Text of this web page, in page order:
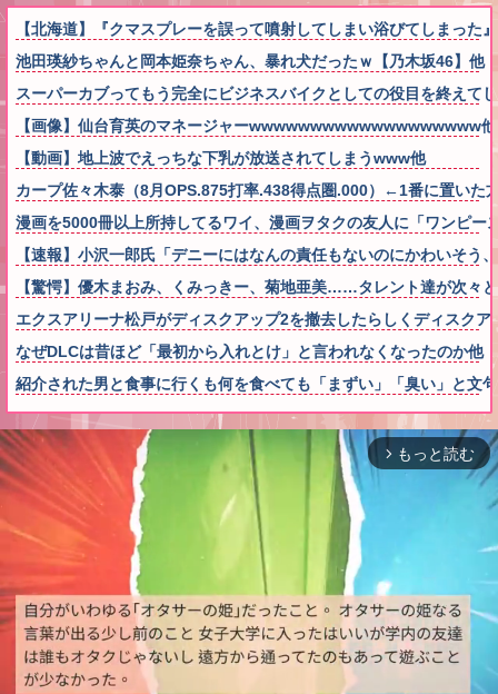
【北海道】『クマスプレーを誤って噴射してしまい浴びてしまっ
池田瑛紗ちゃんと岡本姫奈ちゃん、暴れ犬だったｗ【乃木坂46】他
スーパーカブってもう完全にビジネスバイクとしての役目を終えて
【画像】仙台育英のマネージャーwwwwwwwwwwwwwwwwwww他
【動画】地上波でえっちな下乳が放送されてしまうwww他
カープ佐々木泰（8月OPS.875打率.438得点圏.000）←1番に置いた
漫画を5000冊以上所持してるワイ、漫画ヲタクの友人に「ワンピ
【速報】小沢一郎氏「デニーにはなんの責任もないのにかわいそ
【驚愕】優木まおみ、くみっきー、菊地亜美……タレント達が次々
エクスアリーナ松戸がディスクアップ2を撤去したらしくディスク
なぜDLCは昔ほど「最初から入れとけ」と言われなくなったのか他
紹介された男と食事に行くも何を食べても「まずい」「臭い」と
arrow_forward_ios もっと読む